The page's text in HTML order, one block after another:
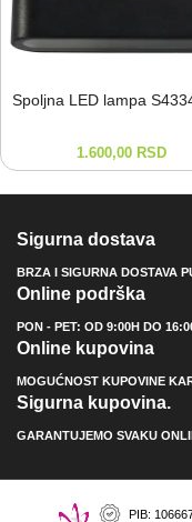
Spoljna LED lampa
1.600,00 RSD
Sigurna dostava
BRZA I SIGURNA DOSTAVA
Online podrška
PON - PET: OD 9:00H DO
Online kupovina
MOGUĆNOST KUPOVINE
Sigurna kupovina.
GARANTUJEMO SVAKU
PIB: